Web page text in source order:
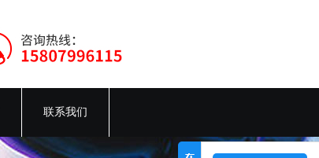
联系我们